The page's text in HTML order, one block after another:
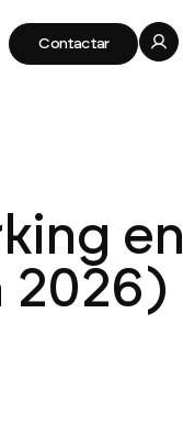
Contactar
en
2026)